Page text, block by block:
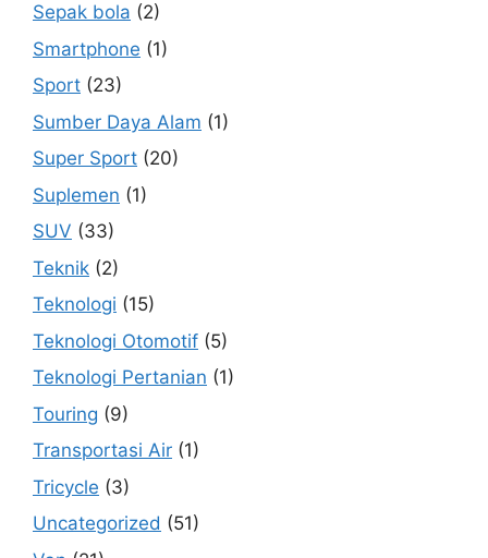
Sepak bola (2)
Smartphone (1)
Sport (23)
Sumber Daya Alam (1)
Super Sport (20)
Suplemen (1)
SUV (33)
Teknik (2)
Teknologi (15)
Teknologi Otomotif (5)
Teknologi Pertanian (1)
Touring (9)
Transportasi Air (1)
Tricycle (3)
Uncategorized (51)